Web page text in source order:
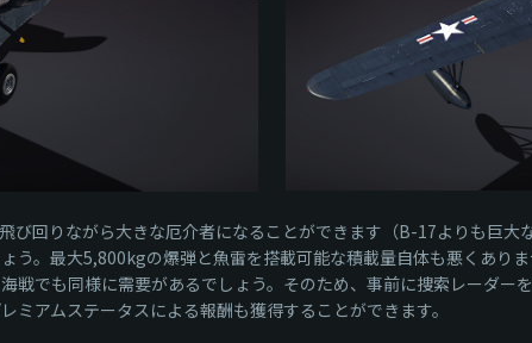
び回りながら大きな厄介者になることができます（B-17よりも巨
う。最大5,800kgの爆弾と魚雷を搭載可能な積載量自体も悪くあり
でも同様に需要があるでしょう。そのため、事前に捜索レーダー
アムステータスによる報酬も獲得することができます。